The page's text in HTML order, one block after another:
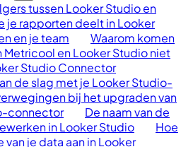
tussen Looker Studio en
je rapporten deelt in Looker
en je team
Waarom komen
Metricool en Looker Studio niet
Studio Connector
de slag met je Looker Studio-
bij het upgraden van
connector
De naam van de
in Looker Studio
Hoe
van je data aan in Looker